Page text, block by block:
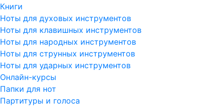
Книги
Ноты для духовых инструментов
Ноты для клавишных инструментов
Ноты для народных инструментов
Ноты для струнных инструментов
Ноты для ударных инструментов
Онлайн-курсы
Папки для нот
Партитуры и голоса